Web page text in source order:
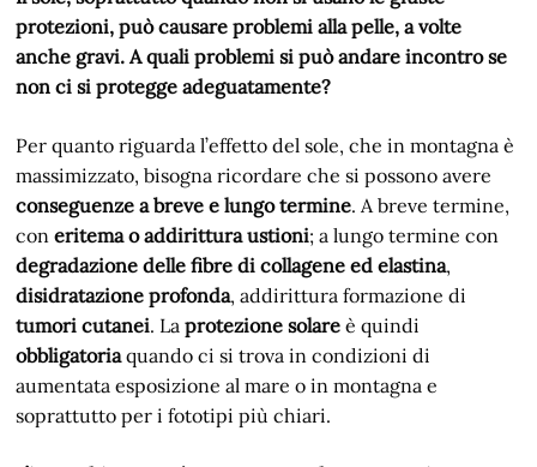
protezioni, può causare problemi alla pelle, a volte
anche gravi. A quali problemi si può andare incontro se
non ci si protegge adeguatamente?
Per quanto riguarda l’effetto del sole, che in montagna è
massimizzato, bisogna ricordare che si possono avere
conseguenze a breve e lungo termine. A breve termine,
coneritema o addirittura ustioni; a lungo termine con
degradazione delle fibre di collagene ed elastina,
disidratazione profonda, addirittura formazione di
tumori cutanei. Laprotezione solare è quindi
obbligatoriaquando ci si trova in condizioni di
aumentata esposizione al mare o in montagna e
soprattutto per i fototipi più chiari.